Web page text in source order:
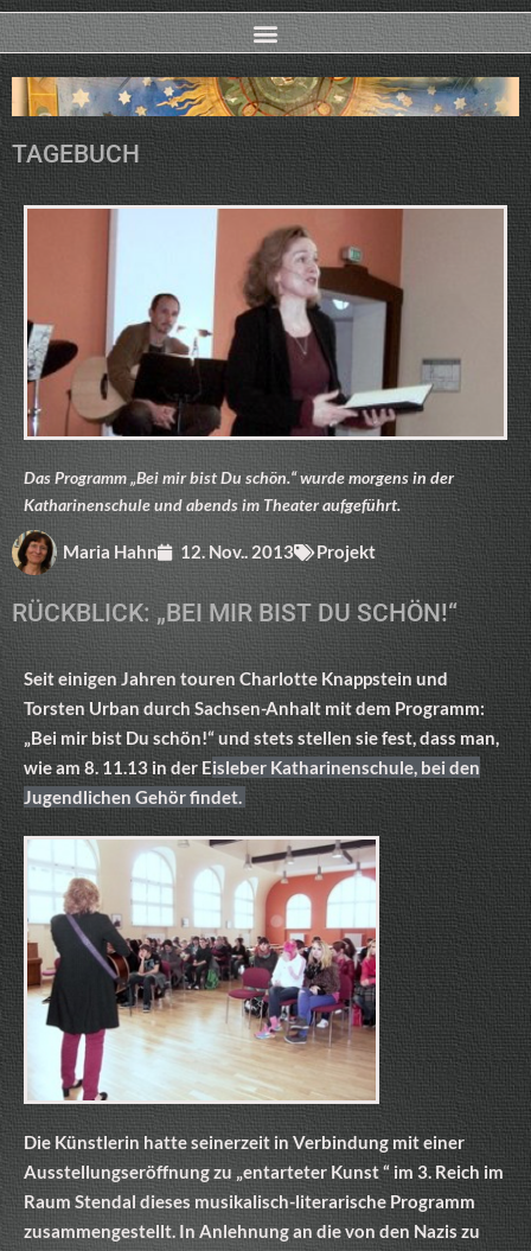
TAGEBUCH
Das Programm „Bei mir bist Du schön.“ wurde morgens in der
Katharinenschule und abends im Theater aufgeführt.
Maria Hahn 12. Nov.. 2013 Projekt
RÜCKBLICK: „BEI MIR BIST DU SCHÖN!“
Seit einigen Jahren touren Charlotte Knappstein und
Torsten Urban durch Sachsen-Anhalt mit dem Programm:
„Bei mir bist Du schön!“ und stets stellen sie fest, dass man,
wie am 8. 11.13 in der Eisleber Katharinenschule, bei den
Jugendlichen Gehör findet.
Die Künstlerin hatte seinerzeit in Verbindung mit einer
Ausstellungseröffnung zu „entarteter Kunst “ im 3. Reich im
Raum Stendal dieses musikalisch-literarische Programm
zusammengestellt. In Anlehnung an die von den Nazis zu